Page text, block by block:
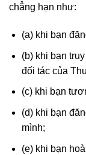
chẳng hạn như:
(a) khi bạn
(b) khi bạn
đối tác của
(c) khi bạn
(d) khi bạn
mình;
(e) khi bạn